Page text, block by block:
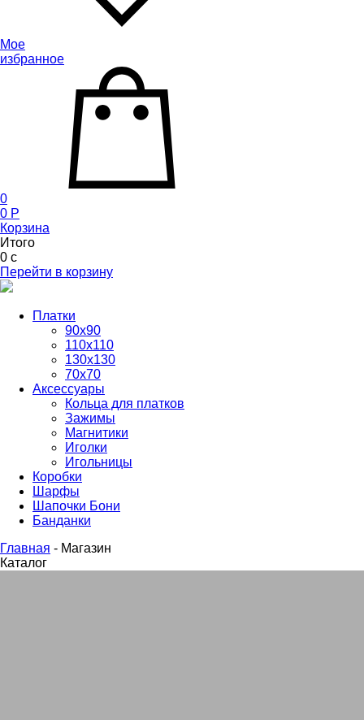
Мое
избранное
0
0 P
Корзина
Итого
0 c
Перейти в корзину
Платки
90x90
110x110
130x130
70х70
Аксессуары
Кольца для платков
Зажимы
Магнитики
Иголки
Игольницы
Коробки
Шарфы
Шапочки Бони
Банданки
Главная - Магазин
Каталог